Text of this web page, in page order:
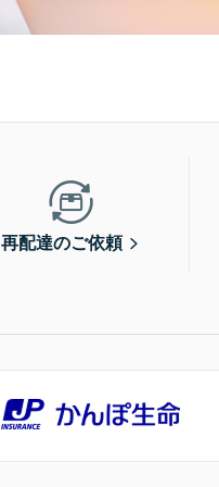
再配達のご依頼